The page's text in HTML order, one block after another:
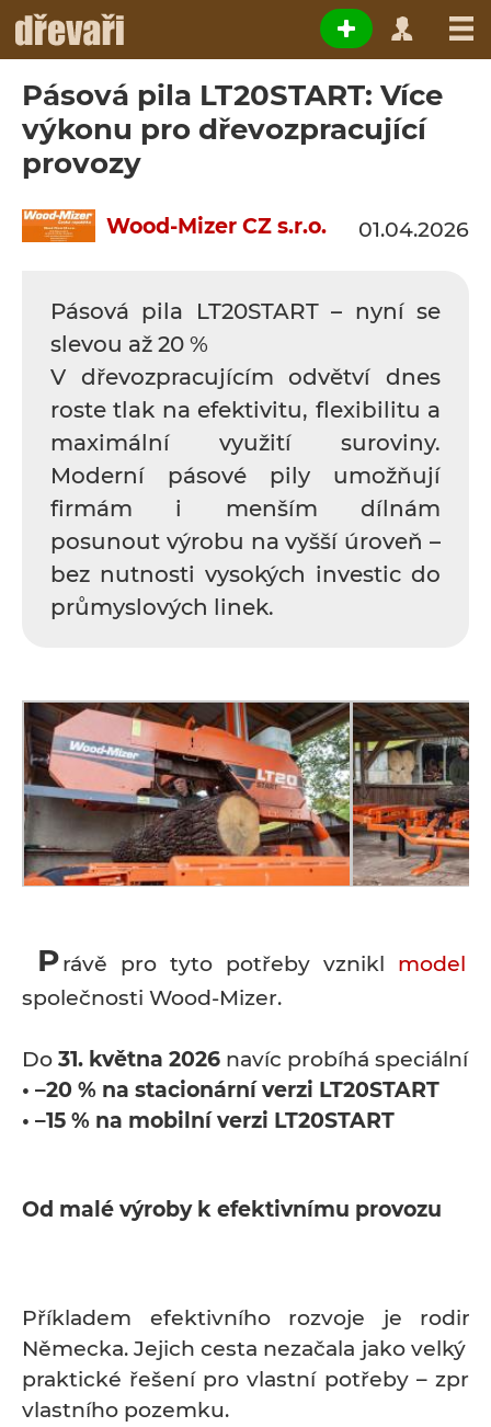
Pásová pila LT20START: Více
výkonu pro dřevozpracující
provozy
Wood-Mizer CZ s.r.o. 01.04.2026
Pásová pila LT20START – nyní se
slevou až 20 %
V dřevozpracujícím odvětví dnes
roste tlak na efektivitu, flexibilitu a
maximální využití suroviny.
Moderní pásové pily umožňují
firmám i menším dílnám
posunout výrobu na vyšší úroveň –
bez nutnosti vysokých investic do
průmyslových linek.
Právě pro tyto potřeby vznikl model
společnosti Wood-Mizer.
Do 31. května 2026 navíc probíhá speciální
• –20 % na stacionární verzi LT20START
• –15 % na mobilní verzi LT20START
Od malé výroby k efektivnímu provozu
Příkladem efektivního rozvoje je
Německa. Jejich cesta nezačala jako velký
praktické řešení pro vlastní potřeby –
vlastního pozemku.